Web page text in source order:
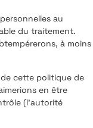
au
du traitement.
à moins
cette politique de
en être
(l’autorité